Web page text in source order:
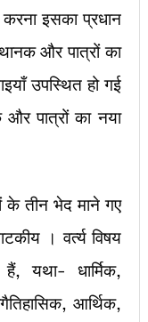
इसका प्रधान
और पात्रों का
उपस्थित हो गई
पात्रों का नया
के तीन भेद माने गए
। वर्त्य विषय
यथा- धार्मिक,
आर्थिक,